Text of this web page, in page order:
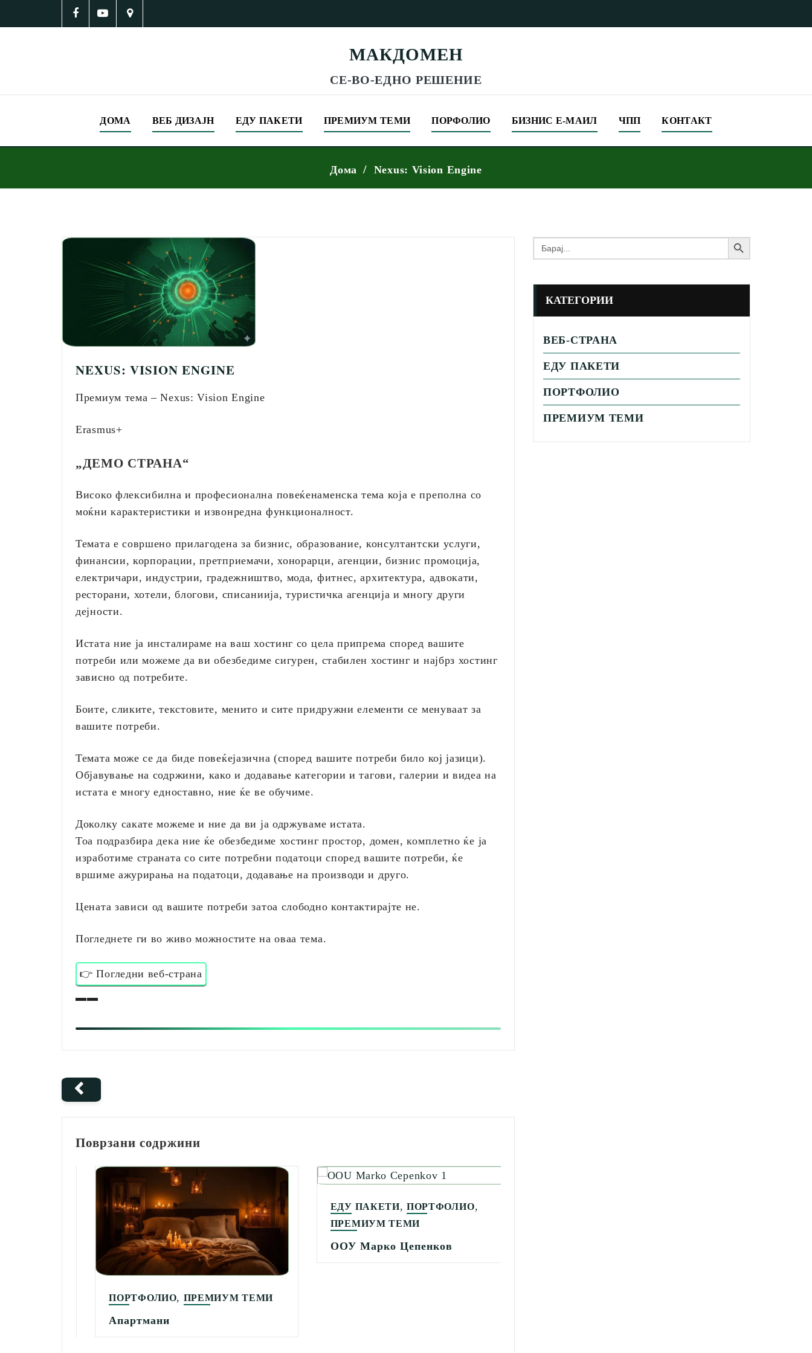
МАКДОМЕН
СЕ-ВО-ЕДНО РЕШЕНИЕ
ДОМА ВЕБ ДИЗАЈН ЕДУ ПАКЕТИ ПРЕМИУМ ТЕМИ ПОРФОЛИО БИЗНИС Е-МАИЛ ЧПП КОНТАКТ
Дома Nexus: Vision Engine
NEXUS: VISION ENGINE
Премиум тема – Nexus: Vision Engine
Erasmus+
„ДЕМО СТРАНА“
Високо флексибилна и професионална повеќенаменска тема која е преполна со
моќни карактеристики и извонредна функционалност.
Темата е совршено прилагодена за бизнис, образование, консултантски услуги,
финансии, корпорации, претприемачи, хонорарци, агенции, бизнис промоција,
електричари, индустрии, градежништво, мода, фитнес, архитектура, адвокати,
ресторани, хотели, блогови, списаниија, туристичка агенција и многу други
дејности.
Истата ние ја инсталираме на ваш хостинг со цела припрема според вашите
потреби или можеме да ви обезбедиме сигурен, стабилен хостинг и најбрз хостинг
зависно од потребите.
Боите, сликите, текстовите, менито и сите придружни елементи се менуваат за
вашите потреби.
Темата може се да биде повеќејазична (според вашите потреби било кој јазици).
Објавување на содржини, како и додавање категории и тагови, галерии и видеа на
истата е многу едноставно, ние ќе ве обучиме.
Доколку сакате можеме и ние да ви ја одржуваме истата.
Тоа подразбира дека ние ќе обезбедиме хостинг простор, домен, комплетно ќе ја
изработиме страната со сите потребни податоци според вашите потреби, ќе
вршиме ажурирања на податоци, додавање на производи и друго.
Цената зависи од вашите потреби затоа слободно контактирајте не.
Погледнете ги во живо можностите на оваа тема.
👉 Погледни веб-страна
▬▬
Поврзани содржини
ПОРТФОЛИО,ПРЕМИУМ ТЕМИ
Апартмани
ЕДУ ПАКЕТИ,ПОРТФОЛИО,
ПРЕМИУМ ТЕМИ
ООУ Марко Цепенков
Search
for:
Search Button
КАТЕГОРИИ
ВЕБ-СТРАНА
ЕДУ ПАКЕТИ
ПОРТФОЛИО
ПРЕМИУМ ТЕМИ